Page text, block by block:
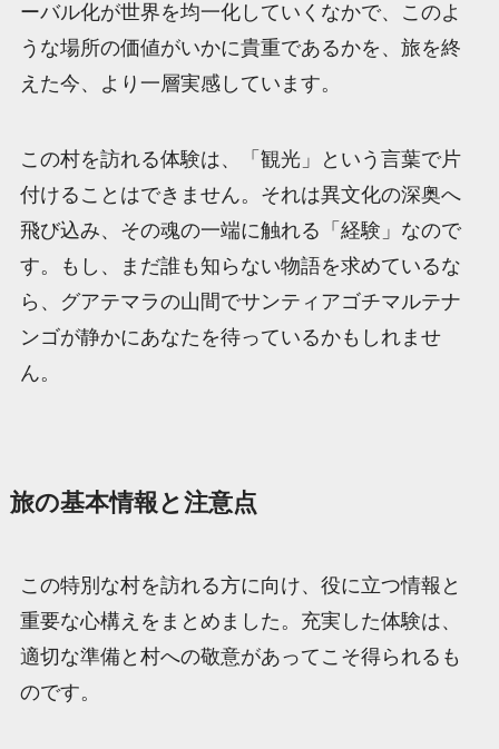
ーバル化が世界を均一化していくなかで、このよ
うな場所の価値がいかに貴重であるかを、旅を終
えた今、より一層実感しています。
この村を訪れる体験は、「観光」という言葉で片
付けることはできません。それは異文化の深奥へ
飛び込み、その魂の一端に触れる「経験」なので
す。もし、まだ誰も知らない物語を求めているな
ら、グアテマラの山間でサンティアゴチマルテナ
ンゴが静かにあなたを待っているかもしれませ
ん。
旅の基本情報と注意点
この特別な村を訪れる方に向け、役に立つ情報と
重要な心構えをまとめました。充実した体験は、
適切な準備と村への敬意があってこそ得られるも
のです。